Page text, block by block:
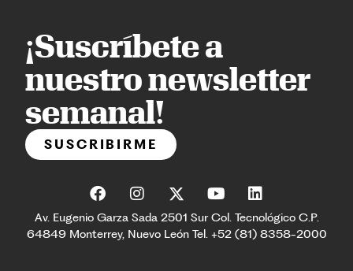
¡Suscríbete a
nuestro newsletter
semanal!
SUSCRIBIRME
Av. Eugenio Garza Sada 2501 Sur Col. Tecnológico C.P.
64849 Monterrey, Nuevo León Tel. +52 (81) 8358-2000